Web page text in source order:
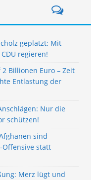
geplatzt: Mit
regieren!
Billionen Euro – Zeit
Entlastung der
Nur die
schützen!
sind
statt
Merz lügt und